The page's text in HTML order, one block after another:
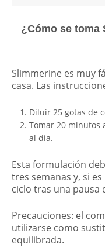
¿Cómo se toma
Slimmerine es muy
casa. Las
Diluir 25 gotas de
Tomar 20 minutos
al día.
Esta formulación
tres semanas y, si
ciclo tras una pausa
Precauciones: el
utilizarse como
equilibrada.